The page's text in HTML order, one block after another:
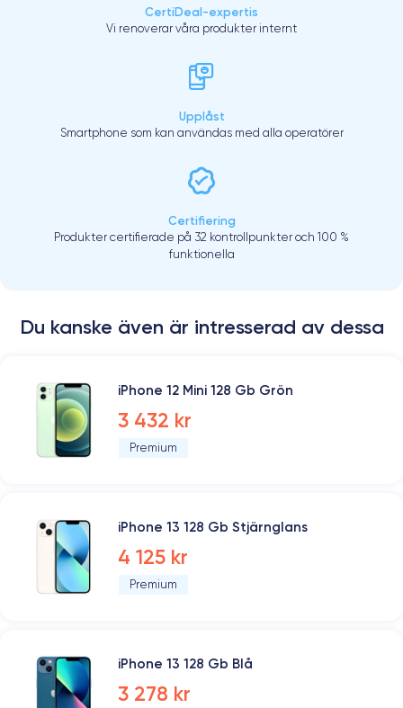
CertiDeal-expertis
Vi renoverar våra produkter internt
Upplåst
Smartphone som kan användas med alla operatörer
Certifiering
Produkter certifierade på 32 kontrollpunkter och 100 %
funktionella
Du kanske även är intresserad av dessa
iPhone 12 Mini 128 Gb Grön
3 432 kr
Premium
iPhone 13 128 Gb Stjärnglans
4 125 kr
Premium
iPhone 13 128 Gb Blå
3 278 kr